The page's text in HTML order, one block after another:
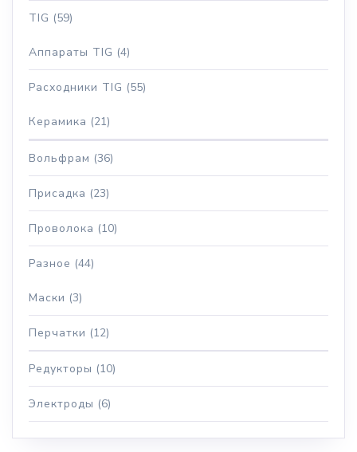
TIG (59)
Аппараты TIG (4)
Расходники TIG (55)
Керамика (21)
Вольфрам (36)
Присадка (23)
Проволока (10)
Разное (44)
Маски (3)
Перчатки (12)
Редукторы (10)
Электроды (6)